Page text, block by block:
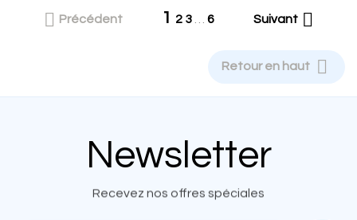
 Précédent 1 2 3 6 Suivant 
Retour en haut 
Newsletter
Recevez nos offres spéciales